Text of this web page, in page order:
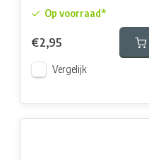
Op voorraad*
€2,95
Vergelijk